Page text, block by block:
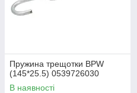
Пружина трещотки BPW
(145*25.5) 0539726030
В наявності